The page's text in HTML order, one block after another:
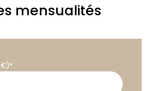
mensualités